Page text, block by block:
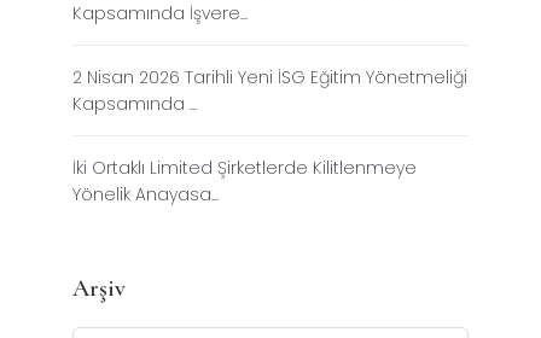
Kapsamında İşvere...
2 Nisan 2026 Tarihli Yeni İSG Eğitim Yönetmeliği
Kapsamında ...
İki Ortaklı Limited Şirketlerde Kilitlenmeye
Yönelik Anayasa...
Arşiv